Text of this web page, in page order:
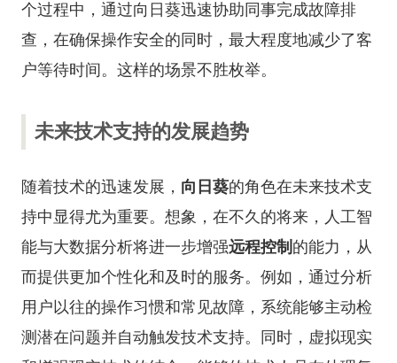
个过程中，通过向日葵迅速协助同事完成故障排
查，在确保操作安全的同时，最大程度地减少了客
户等待时间。这样的场景不胜枚举。
未来技术支持的发展趋势
随着技术的迅速发展， 向日葵的角色在未来技术支
持中显得尤为重要。想象，在不久的将来，人工智
能与大数据分析将进一步增强远程控制 的能力，从
而提供更加个性化和及时的服务。例如，通过分析
用户以往的操作习惯和常见故障，系统能够主动检
测潜在问题并自动触发技术支持。同时，虚拟现实